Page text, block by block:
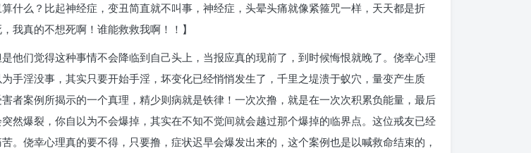
什么？比起神经症，变丑简直就不叫事，神经症，头晕头痛就像紧箍咒一样，天天都是折
我真的不想死啊！谁能救救我啊！！】
他们觉得这种事情不会降临到自己头上，当报应真的现前了，到时候悔恨就晚了。侥幸心理
手淫没事，其实只要开始手淫，坏变化已经悄悄发生了，千里之堤溃于蚁穴，量变产生质
者案例所揭示的一个真理，精少则病就是铁律！一次次撸，就是在一次次积累负能量，最后
然爆裂，你自以为不会爆掉，其实在不知不觉间就会越过那个爆掉的临界点。这位戒友已经
。侥幸心理真的要不得，只要撸，症状迟早会爆发出来的，这个案例也是以喊救命结束的，